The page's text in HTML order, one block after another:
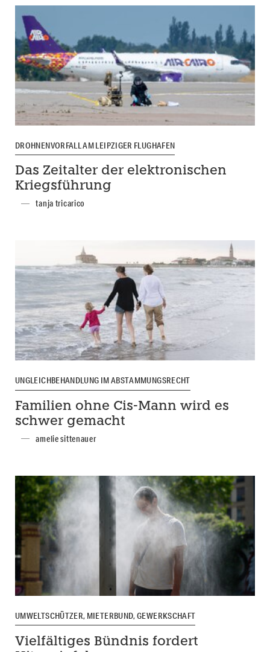
DROHNENVORFALL AM LEIPZIGER FLUGHAFEN
Das Zeitalter der elektronischen
Kriegsführung
tanja tricarico
UNGLEICHBEHANDLUNG IM ABSTAMMUNGSRECHT
Familien ohne Cis-Mann wird es
schwer gemacht
amelie sittenauer
UMWELTSCHÜTZER, MIETERBUND, GEWERKSCHAFT
Vielfältiges Bündnis fordert